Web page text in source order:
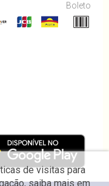
Boleto
de visitas para
saiba mais em